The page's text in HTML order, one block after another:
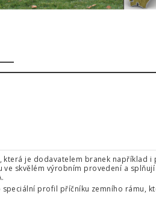
je dodavatelem branek například
ve skvělém výrobním provedení a
profil příčníku zemního rámu,